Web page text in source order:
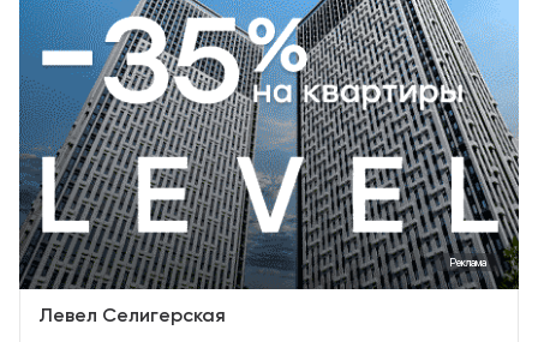
Реклама
Левел Селигерская